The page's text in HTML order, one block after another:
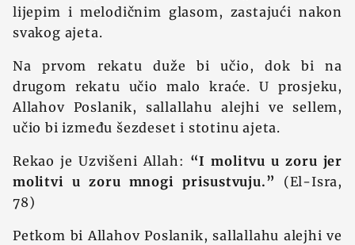
lijepim i melodičnim glasom, zastajući nakon
svakog ajeta.
Na prvom rekatu duže bi učio, dok bi na
drugom rekatu učio malo kraće. U prosjeku,
Allahov Poslanik, sallallahu alejhi ve sellem,
učio bi između šezdeset i stotinu ajeta.
Rekao je Uzvišeni Allah: “I molitvu u zoru jer
molitvi u zoru mnogi prisustvuju.”
(El-Isra,
78)
Petkom bi Allahov Poslanik, sallallahu alejhi ve